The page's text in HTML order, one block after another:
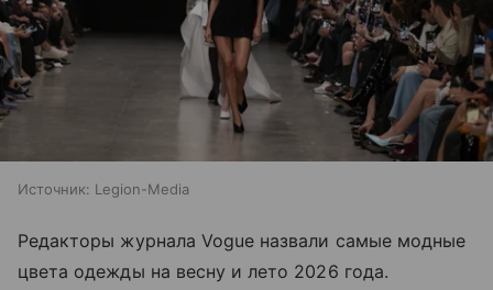
Источник: Legion-Media
Редакторы журнала Vogue назвали самые модные
цвета одежды на весну и лето 2026 года.